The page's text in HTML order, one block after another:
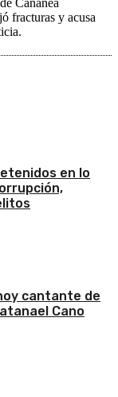
Cananea
fracturas y acusa
en lo
cantante de
Cano